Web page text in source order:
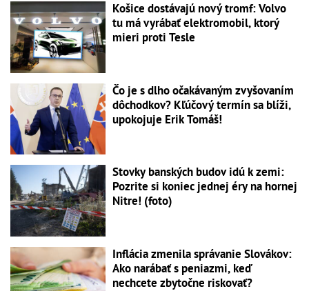
Košice dostávajú nový tromf: Volvo
tu má vyrábať elektromobil, ktorý
mieri proti Tesle
Čo je s dlho očakávaným zvyšovaním
dôchodkov? Kľúčový termín sa blíži,
upokojuje Erik Tomáš!
Stovky banských budov idú k zemi:
Pozrite si koniec jednej éry na hornej
Nitre! (foto)
Inflácia zmenila správanie Slovákov:
Ako narábať s peniazmi, keď
nechcete zbytočne riskovať?